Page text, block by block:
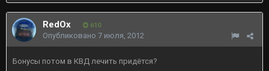
RedOx 610
Опубликовано 7 июля, 2012
Бонусы потом в КВД лечить придётся?